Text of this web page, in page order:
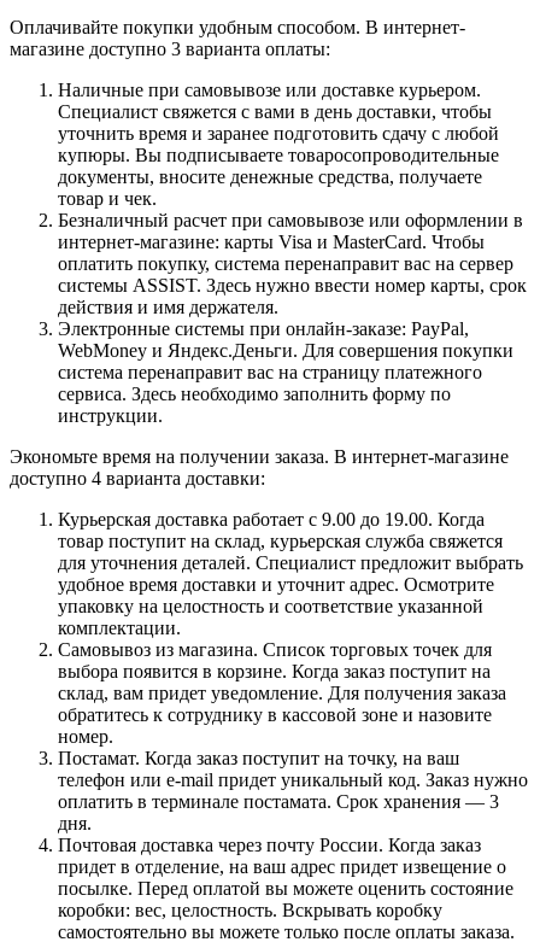
Оплачивайте покупки удобным способом. В интернет-
магазине доступно 3 варианта оплаты:
Наличные при самовывозе или доставке курьером.
Специалист свяжется с вами в день доставки, чтобы
уточнить время и заранее подготовить сдачу с любой
купюры. Вы подписываете товаросопроводительные
документы, вносите денежные средства, получаете
товар и чек.
Безналичный расчет при самовывозе или оформлении в
интернет-магазине: карты Visa и MasterCard. Чтобы
оплатить покупку, система перенаправит вас на сервер
системы ASSIST. Здесь нужно ввести номер карты, срок
действия и имя держателя.
Электронные системы при онлайн-заказе: PayPal,
WebMoney и Яндекс.Деньги. Для совершения покупки
система перенаправит вас на страницу платежного
сервиса. Здесь необходимо заполнить форму по
инструкции.
Экономьте время на получении заказа. В интернет-магазине
доступно 4 варианта доставки:
Курьерская доставка работает с 9.00 до 19.00. Когда
товар поступит на склад, курьерская служба свяжется
для уточнения деталей. Специалист предложит выбрать
удобное время доставки и уточнит адрес. Осмотрите
упаковку на целостность и соответствие указанной
комплектации.
Самовывоз из магазина. Список торговых точек для
выбора появится в корзине. Когда заказ поступит на
склад, вам придет уведомление. Для получения заказа
обратитесь к сотруднику в кассовой зоне и назовите
номер.
Постамат. Когда заказ поступит на точку, на ваш
телефон или e-mail придет уникальный код. Заказ нужно
оплатить в терминале постамата. Срок хранения — 3
дня.
Почтовая доставка через почту России. Когда заказ
придет в отделение, на ваш адрес придет извещение о
посылке. Перед оплатой вы можете оценить состояние
коробки: вес, целостность. Вскрывать коробку
самостоятельно вы можете только после оплаты заказа.